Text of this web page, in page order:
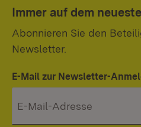
Immer auf dem
Abonnieren Sie den
Newsletter.
E-Mail zur Newsletter-